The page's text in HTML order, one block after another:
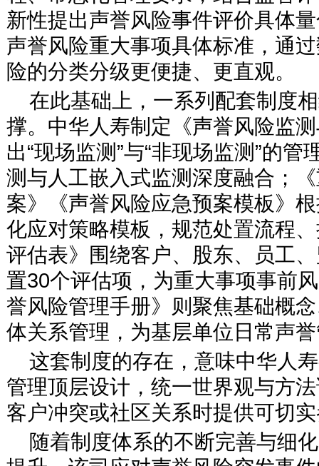
新性提出声誉风险事件评价具体
声誉风险重大事项具体标准，通
险的分类分级更便捷、更直观。
在此基础上，一系列配套制度
撑。中华人寿制定《声誉风险监
出“现场监测”与“非现场监测”的
测与人工嵌入式监测深度融合；
案》《声誉风险应急预案模板》
化应对策略模板，规范处置流程
评估表》围绕客户、股东、员工
置30个评估项，为重大事项事前
誉风险管理手册》则聚焦基础概
体关系管理，为基层单位日常声
这套制度的存在，意味中华人
管理顶层设计，统一世界观与方
客户冲突或社区关系时提供可切
随着制度体系的不断完善与细